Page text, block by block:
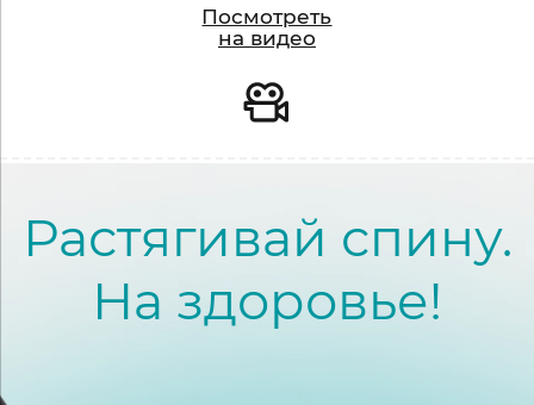
Посмотреть
на видео
Видео
Растягивай спину.
На здоровье!